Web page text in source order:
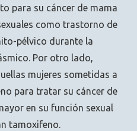
para su cáncer de mama
como trastorno de
pélvico durante la
Por otro lado,
mujeres sometidas a
para tratar su cáncer de
en su función sexual
tamoxifeno.